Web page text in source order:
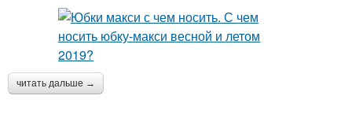
читать дальше →